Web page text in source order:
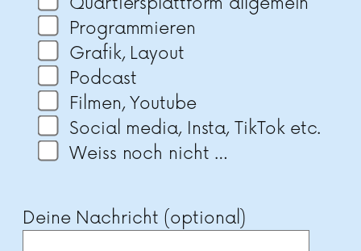
Programmieren
Grafik, Layout
Podcast
Filmen, Youtube
Social media, Insta, TikTok etc.
Weiss noch nicht …
Deine Nachricht (optional)